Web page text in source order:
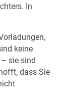
In
keine
sie sind
dass Sie